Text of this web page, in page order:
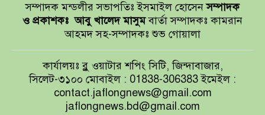
বাখমুত পুনরুদ্ধারের দাবি ইউক্রেনের
আয়ারল্যান্ডের রানের পাহাড় টপকে
টাইগারদের জয়
সম্পাদক মন্ডলীর সভাপতিঃ ইসমাইল হোসেনসম্পাদক
ও প্রকাশকঃ আবু খালেদ মাসুমবার্তা সম্পাদকঃ কামরান
আহমদ সহ-সম্পাদকঃ শুভ গোয়ালা
কার্যালয়ঃ ব্লু ওয়াটার শপিং সিটি, জিন্দাবাজার,
সিলেট-৩১০০ মোবাইল : 01838-306383 ইমেইল :
contact.jaflongnews@gmail.com
jaflongnews.bd@gmail.com